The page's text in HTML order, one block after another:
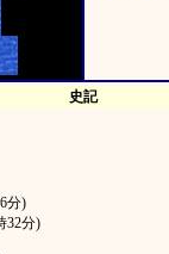
史記
分)
32分)